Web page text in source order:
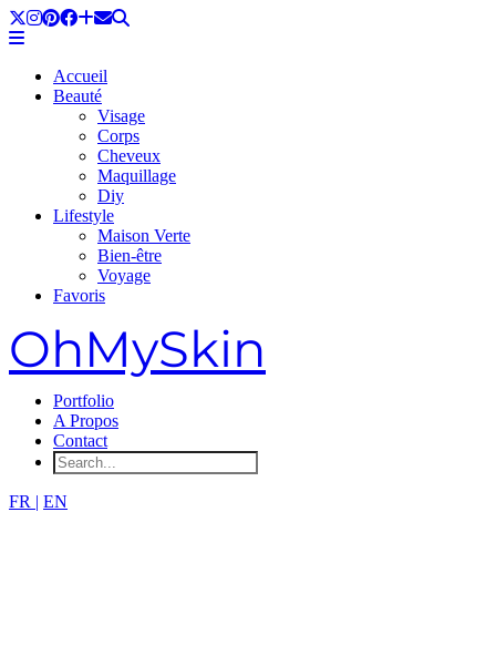
Accueil
Beauté
Visage
Corps
Cheveux
Maquillage
Diy
Lifestyle
Maison Verte
Bien-être
Voyage
Favoris
OhMySkin
Portfolio
A Propos
Contact
FR | EN